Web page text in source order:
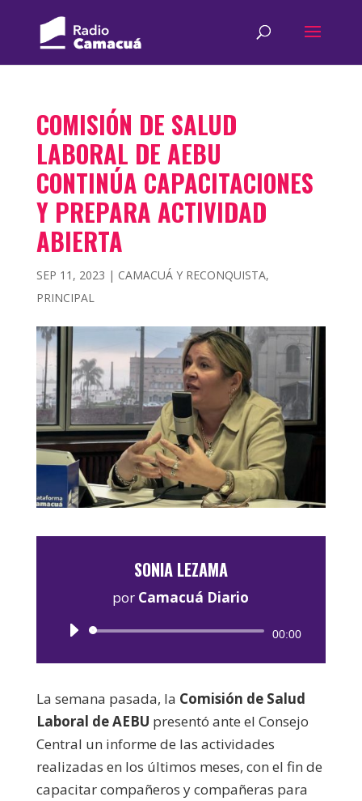
COMISIÓN DE SALUD
LABORAL DE AEBU
CONTINÚA CAPACITACIONES
Y PREPARA ACTIVIDAD
ABIERTA
SEP 11, 2023 | CAMACUÁ Y RECONQUISTA,
PRINCIPAL
SONIA LEZAMA
por Camacuá Diario
Reproductor
00:00
La semana pasada, la Comisión de Salud
Laboral de AEBU presentó ante el Consejo
Central un informe de las actividades
realizadas en los últimos meses, con el fin de
capacitar compañeros y compañeras para